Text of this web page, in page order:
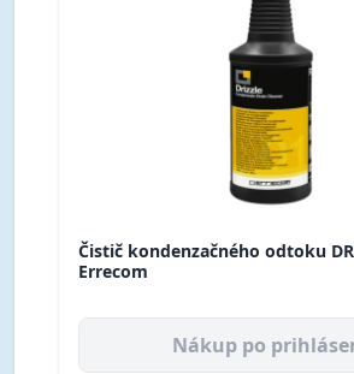
Čistič kondenzačného odtoku
Errecom
Nákup po